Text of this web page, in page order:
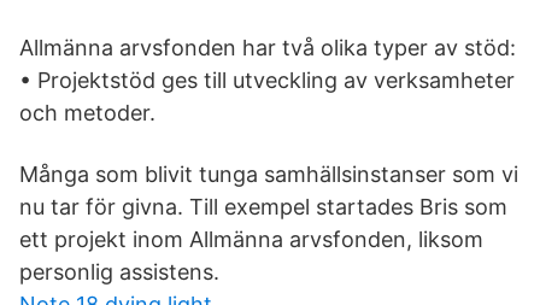
Allmänna arvsfonden har två olika typer av stöd:
• Projektstöd ges till utveckling av verksamheter
och metoder.
Många som blivit tunga samhällsinstanser som vi
nu tar för givna. Till exempel startades Bris som
ett projekt inom Allmänna arvsfonden, liksom
personlig assistens.